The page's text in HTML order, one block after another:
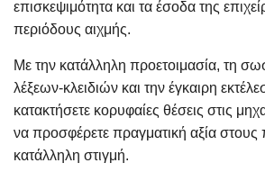
επισκεψιμότητα και τα έσοδα της
περιόδους αιχμής.
Με την κατάλληλη προετοιμασία, τη
λέξεων-κλειδιών και την έγκαιρη
κατακτήσετε κορυφαίες θέσεις στις
να προσφέρετε πραγματική αξία στους
κατάλληλη στιγμή.